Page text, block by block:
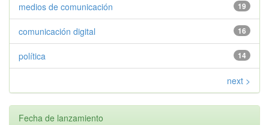
19
medios de comunicación
16
comunicación digital
14
política
next >
Fecha de lanzamiento